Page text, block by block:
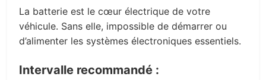
La batterie est le cœur électrique de votre
véhicule. Sans elle, impossible de démarrer ou
d’alimenter les systèmes électroniques essentiels.
Intervalle recommandé :